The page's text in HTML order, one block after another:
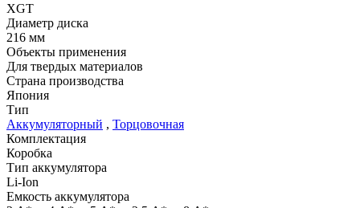
XGT
Диаметр диска
216 мм
Объекты применения
Для твердых материалов
Страна производства
Япония
Тип
Аккумуляторный , Торцовочная
Комплектация
Коробка
Тип аккумулятора
Li-Ion
Емкость аккумулятора